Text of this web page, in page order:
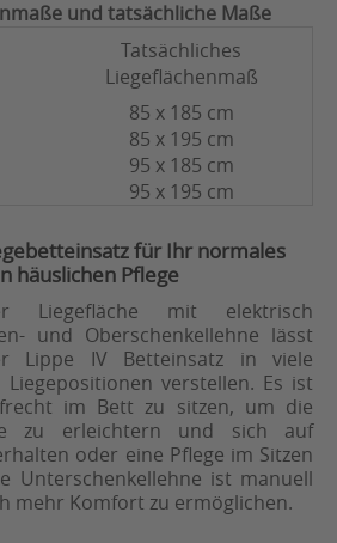
und tatsächliche Maße
Tatsächliches
Liegeflächenmaß
85 x 185 cm
85 x 195 cm
95 x 185 cm
95 x 195 cm
für Ihr normales
häuslichen Pflege
Liegefläche mit elektrisch
und Oberschenkellehne lässt
Lippe IV Betteinsatz in viele
verstellen. Es ist
im Bett zu sitzen, um die
zu erleichtern und sich auf
oder eine Pflege im Sitzen
Unterschenkellehne ist manuell
mehr Komfort zu ermöglichen.